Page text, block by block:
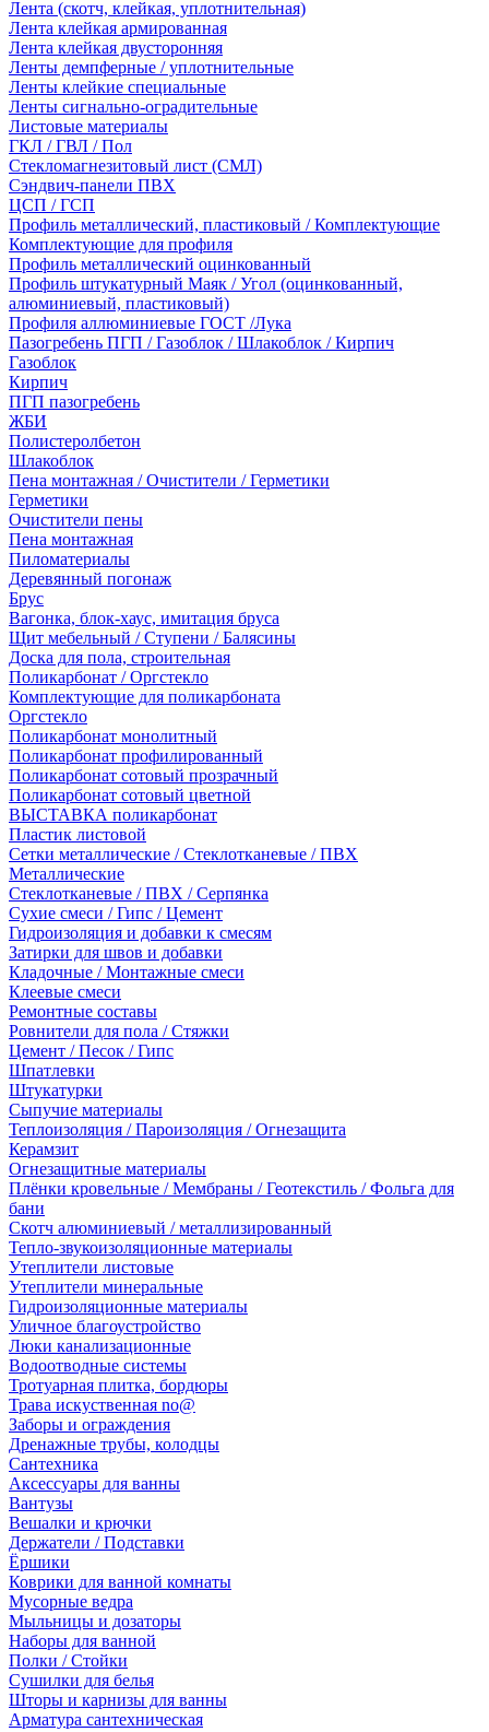
Лента (скотч, клейкая, уплотнительная)
Лента клейкая армированная
Лента клейкая двусторонняя
Ленты демпферные / уплотнительные
Ленты клейкие специальные
Ленты сигнально-оградительные
Листовые материалы
ГКЛ / ГВЛ / Пол
Стекломагнезитовый лист (СМЛ)
Сэндвич-панели ПВХ
ЦСП / ГСП
Профиль металлический, пластиковый / Комплектующие
Комплектующие для профиля
Профиль металлический оцинкованный
Профиль штукатурный Маяк / Угол (оцинкованный,
алюминиевый, пластиковый)
Профиля аллюминиевые ГОСТ /Лука
Пазогребень ПГП / Газоблок / Шлакоблок / Кирпич
Газоблок
Кирпич
ПГП пазогребень
ЖБИ
Полистеролбетон
Шлакоблок
Пена монтажная / Очистители / Герметики
Герметики
Очистители пены
Пена монтажная
Пиломатериалы
Деревянный погонаж
Брус
Вагонка, блок-хаус, имитация бруса
Щит мебельный / Ступени / Балясины
Доска для пола, строительная
Поликарбонат / Оргстекло
Комплектующие для поликарбоната
Оргстекло
Поликарбонат монолитный
Поликарбонат профилированный
Поликарбонат сотовый прозрачный
Поликарбонат сотовый цветной
ВЫСТАВКА поликарбонат
Пластик листовой
Сетки металлические / Стеклотканевые / ПВХ
Металлические
Стеклотканевые / ПВХ / Серпянка
Сухие смеси / Гипс / Цемент
Гидроизоляция и добавки к смесям
Затирки для швов и добавки
Кладочные / Монтажные смеси
Клеевые смеси
Ремонтные составы
Ровнители для пола / Стяжки
Цемент / Песок / Гипс
Шпатлевки
Штукатурки
Сыпучие материалы
Теплоизоляция / Пароизоляция / Огнезащита
Керамзит
Огнезащитные материалы
Плёнки кровельные / Мембраны / Геотекстиль / Фольга для
бани
Скотч алюминиевый / металлизированный
Тепло-звукоизоляционные материалы
Утеплители листовые
Утеплители минеральные
Гидроизоляционные материалы
Уличное благоустройство
Люки канализационные
Водоотводные системы
Тротуарная плитка, бордюры
Трава искуственная no@
Заборы и ограждения
Дренажные трубы, колодцы
Сантехника
Аксессуары для ванны
Вантузы
Вешалки и крючки
Держатели / Подставки
Ёршики
Коврики для ванной комнаты
Мусорные ведра
Мыльницы и дозаторы
Наборы для ванной
Полки / Стойки
Сушилки для белья
Шторы и карнизы для ванны
Арматура сантехническая